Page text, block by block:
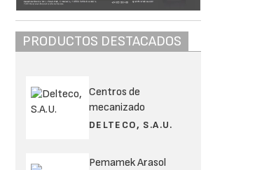
PRODUCTOS DESTACADOS
Centros de
mecanizado
DELTECO, S.A.U.
Pemamek Arasol